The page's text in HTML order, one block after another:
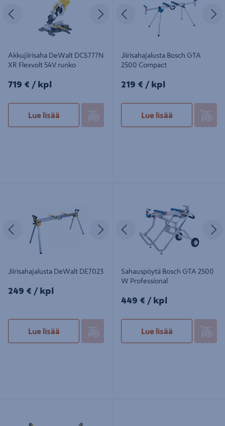
Seuraava
Akkujiirisaha DeWalt DCS777N
XR Flexvolt 54V runko
719€/kpl
719 € / kpl
Lue lisää
Edellinen
Jiirisahajalusta Bosch GTA
2500 Compact
219€/kpl
219 € / kpl
Lue lisää
Edellinen Seuraava
Jiirisahajalusta DeWalt DE7023
249€/kpl
249 € / kpl
Lue lisää
Edellinen
Sahauspöytä Bosch GTA 2500
W Professional
449€/kpl
449 € / kpl
Lue lisää